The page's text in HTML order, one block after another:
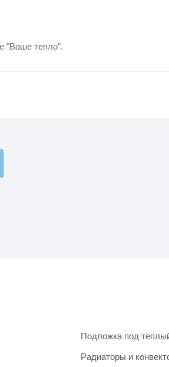
"Ваше тепло".
Подложка под
Радиаторы и